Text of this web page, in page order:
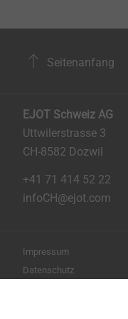
Seitenanfang
EJOT Schweiz AG
Uttwilerstrasse 3
CH-8582 Dozwil
+41 71 414 52 22
infoCH@ejot.com
Impressum
Datenschutz